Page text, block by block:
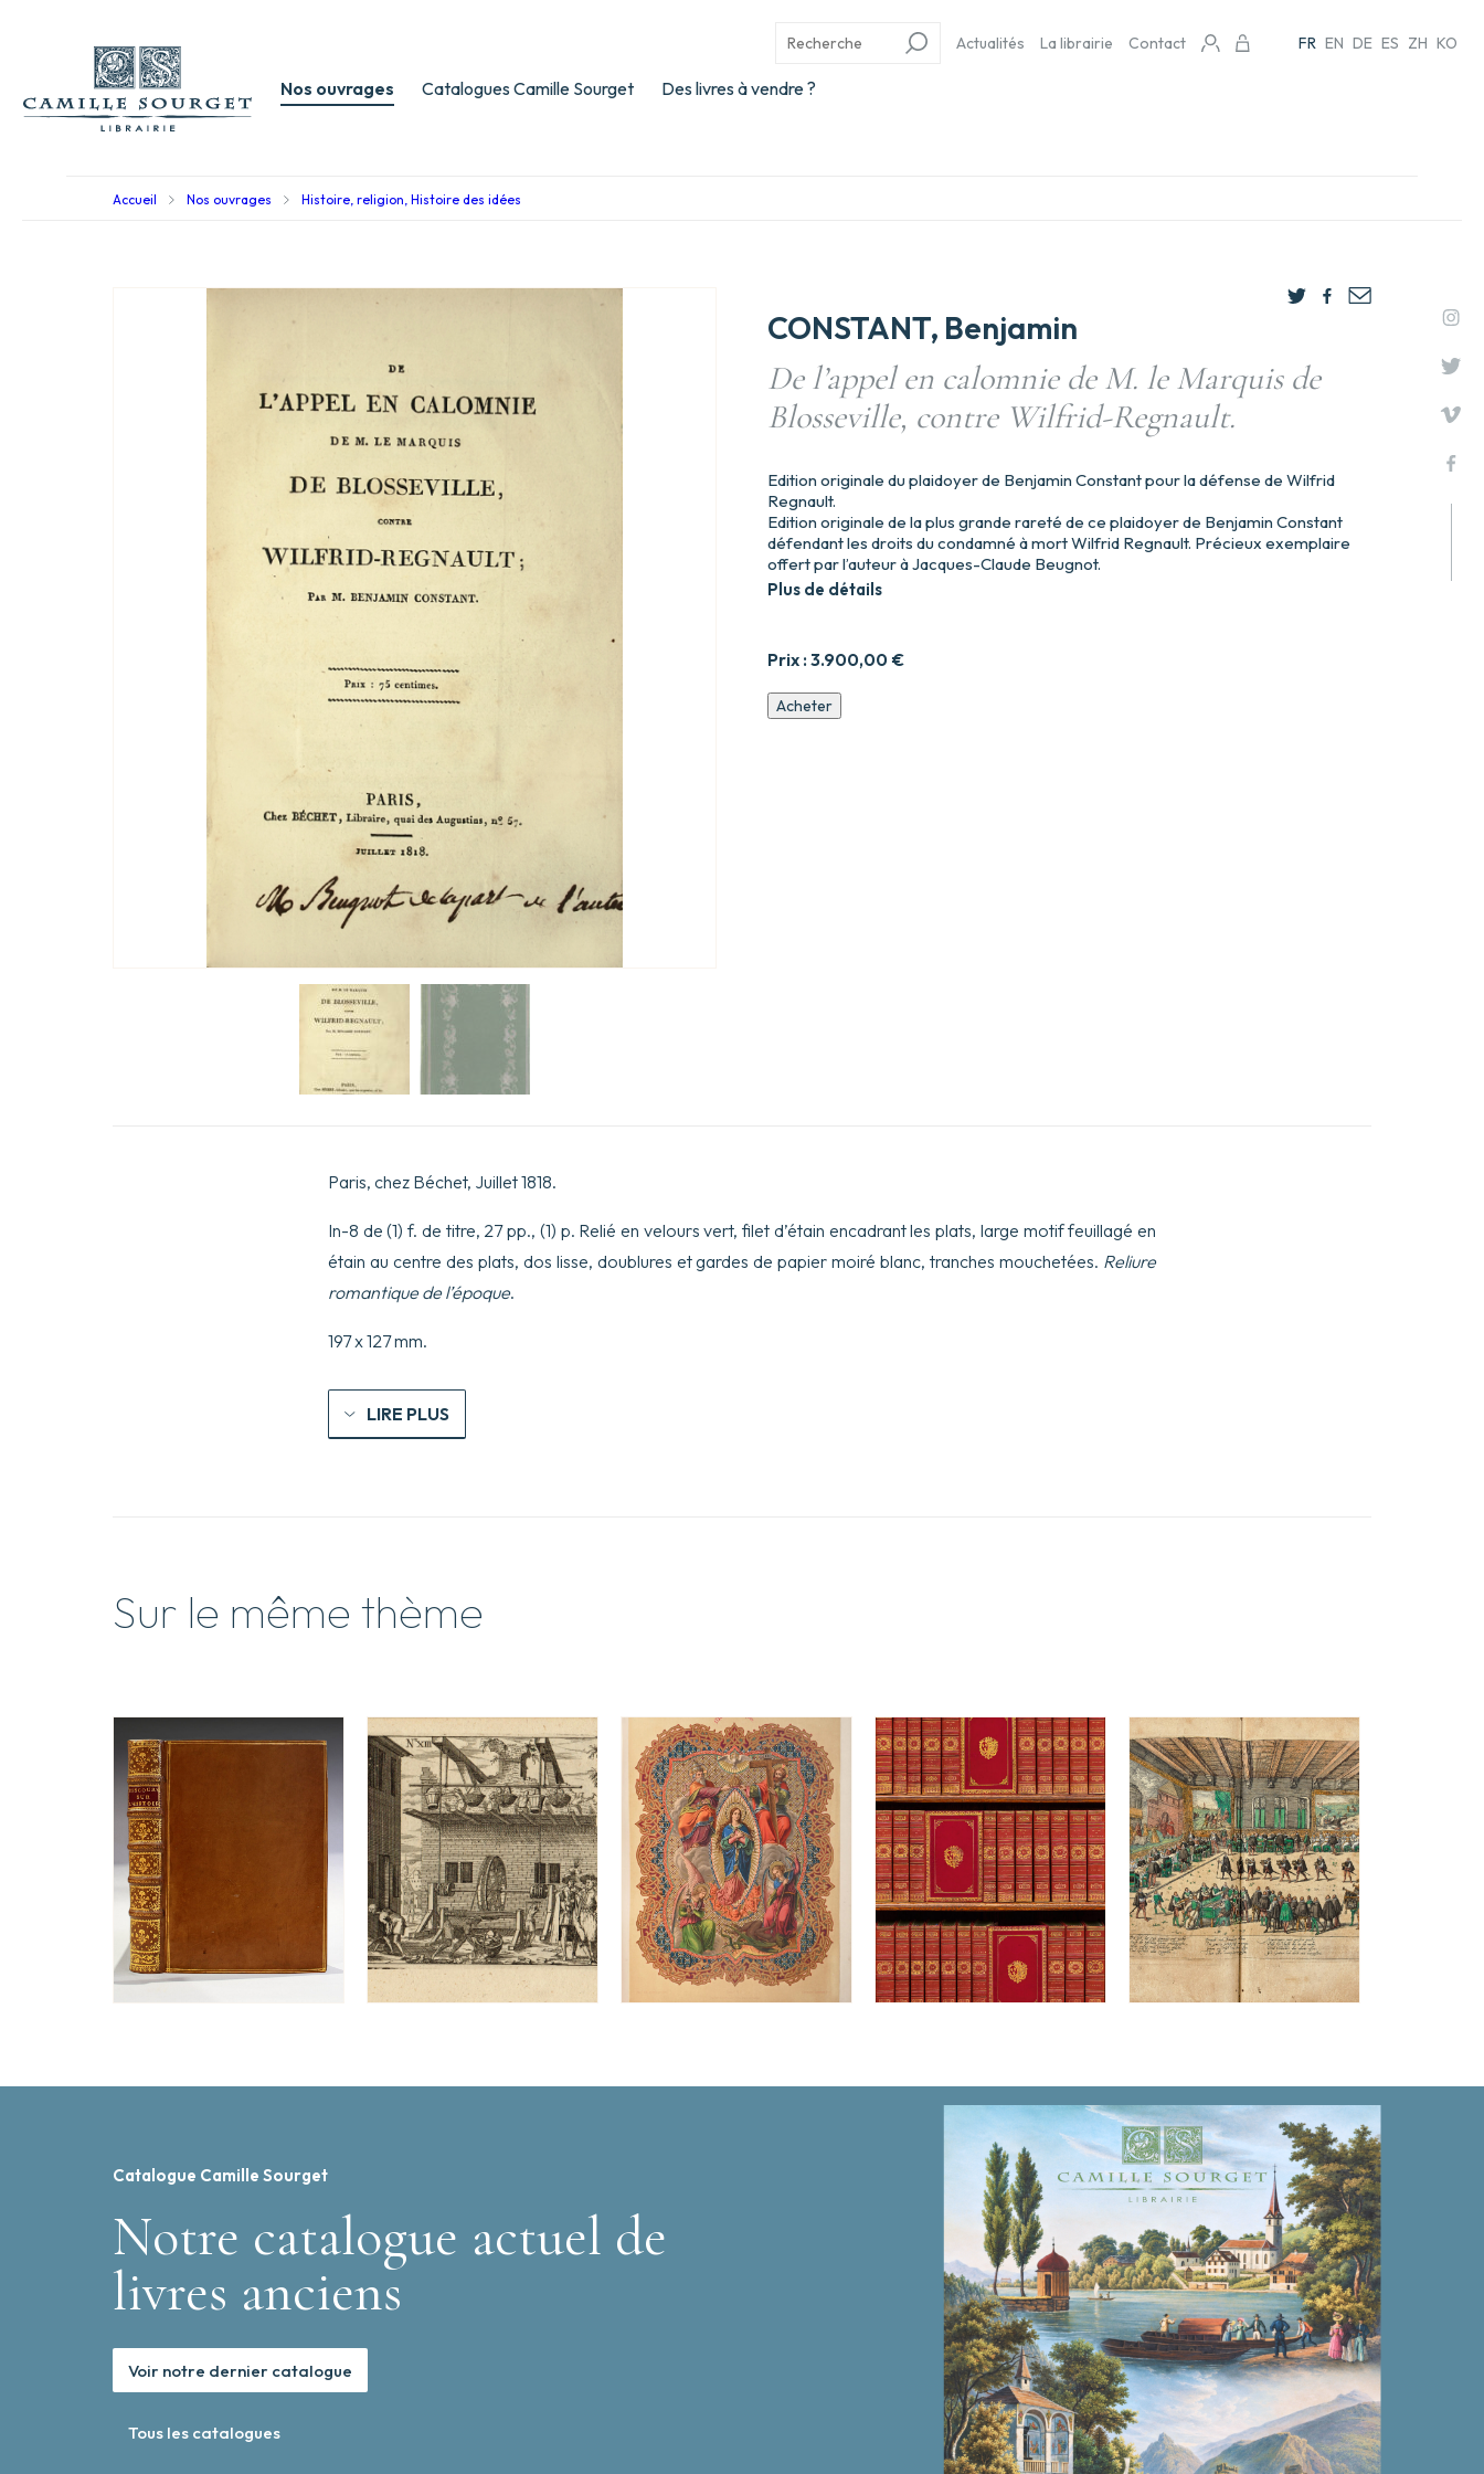
Nos ouvrages Catalogues Camille Sourget Des livres à vendre ?
Actualités La librairie Contact FR EN DE ES ZH KO
Accueil Nos ouvrages Histoire, religion, Histoire des idées
CONSTANT, Benjamin
De l’appel en calomnie de M. le Marquis de
Blosseville, contre Wilfrid-Regnault.
Prix :3.900,00 €
Edition originale du plaidoyer de Benjamin Constant pour la défense de Wilfrid
Regnault.
Edition originale de la plus grande rareté de ce plaidoyer de Benjamin Constant
défendant les droits du condamné à mort Wilfrid Regnault. Précieux exemplaire
offert par l’auteur à Jacques-Claude Beugnot.
Plus de détails
quantité
de
Acheter
Paris, chez Béchet, Juillet 1818.
In-8 de (1) f. de titre, 27 pp., (1) p. Relié en velours vert, filet d’étain encadrant les plats, large motif feuillagé en
étain au centre des plats, dos lisse, doublures et gardes de papier moiré blanc, tranches mouchetées. Reliure
romantique de l’époque.
197 x 127 mm.
LIRE PLUS
Sur le même thème
Catalogue Camille Sourget
Notre catalogue actuel de
livres anciens
Voir notre dernier catalogue
Tous les catalogues